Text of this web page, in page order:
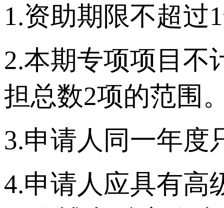
1.资助期限不超过
2.本期专项项目不
担总数2项的范围
3.申请人同一年度
4.申请人应具有高